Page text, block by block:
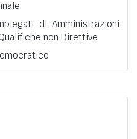
di Amministrazioni,
non Direttive